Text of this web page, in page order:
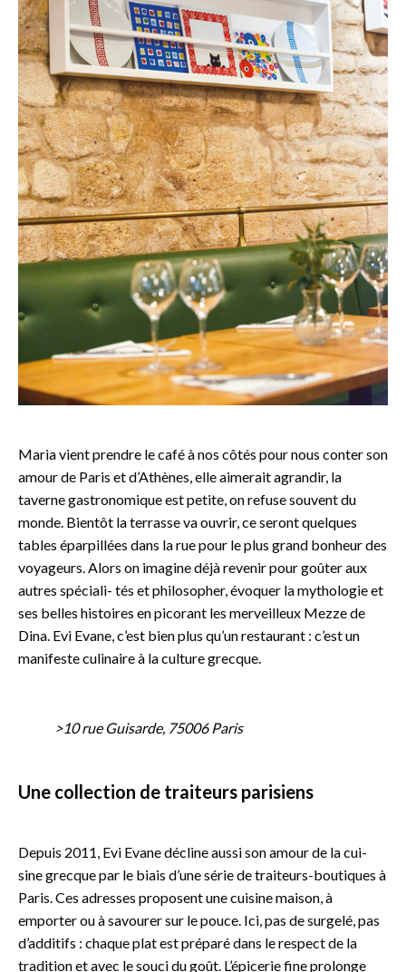
Maria vient prendre le café à nos côtés pour nous conter son
amour de Paris et d’Athènes, elle aimerait agrandir, la
taverne gastronomique est petite, on refuse souvent du
monde. Bientôt la terrasse va ouvrir, ce seront quelques
tables éparpillées dans la rue pour le plus grand bonheur des
voyageurs. Alors on imagine déjà revenir pour goûter aux
autres spéciali- tés et philosopher, évoquer la mythologie et
ses belles histoires en picorant les merveilleux Mezze de
Dina. Evi Evane, c’est bien plus qu’un restaurant : c’est un
manifeste culinaire à la culture grecque.
>10 rue Guisarde, 75006 Paris
Une collection de traiteurs parisiens
Depuis 2011, Evi Evane décline aussi son amour de la cui-
sine grecque par le biais d’une série de traiteurs-boutiques à
Paris. Ces adresses proposent une cuisine maison, à
emporter ou à savourer sur le pouce. Ici, pas de surgelé, pas
d’additifs : chaque plat est préparé dans le respect de la
tradition et avec le souci du goût. L’épicerie fine prolonge